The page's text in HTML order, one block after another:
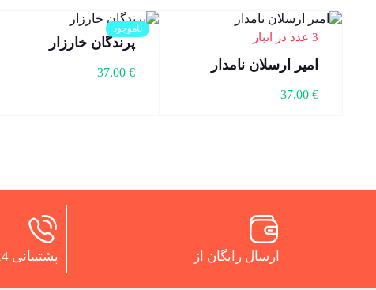
3 عدد در انبار
امیر ارسلان نامدار
37,00 €
ناموجود
پرندگان خارزار
37,00 €
ارسال رایگان از پشتیبانی 24 ساعته